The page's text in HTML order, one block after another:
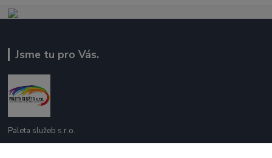
Jsme tu pro Vás.
Paleta služeb s.r.o.